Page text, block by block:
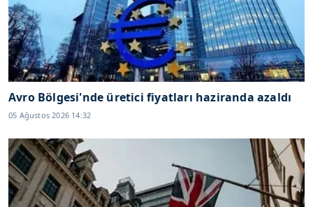
Avro Bölgesi'nde üretici fiyatları haziranda azaldı
05 Ağustos 2026 14:32